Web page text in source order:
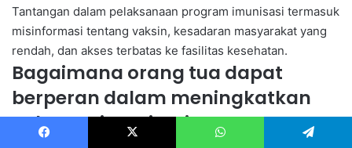
Tantangan dalam pelaksanaan program imunisasi termasuk
misinformasi tentang vaksin, kesadaran masyarakat yang
rendah, dan akses terbatas ke fasilitas kesehatan.
Bagaimana orang tua dapat
berperan dalam meningkatkan
cakupan imunisasi?